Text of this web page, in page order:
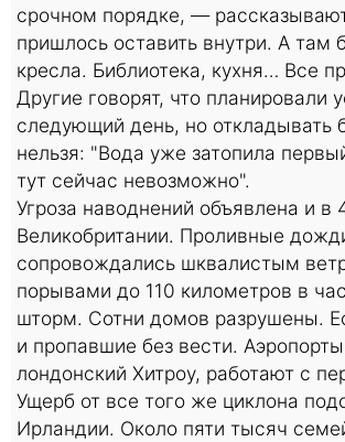
срочном порядке, —
пришлось оставить внутри. А там
кресла. Библиотека, кухня… Все
Другие говорят, что планировали
следующий день, но откладывать
нельзя: "Вода уже затопила
тут сейчас невозможно".
Угроза наводнений объявлена и в
Великобритании. Проливные
сопровождались шквалистым
порывами до 110 километров в
шторм. Сотни домов разрушены.
и пропавшие без вести.
лондонский Хитроу, работают с
Ущерб от все того же циклона
Ирландии. Около пяти тысяч